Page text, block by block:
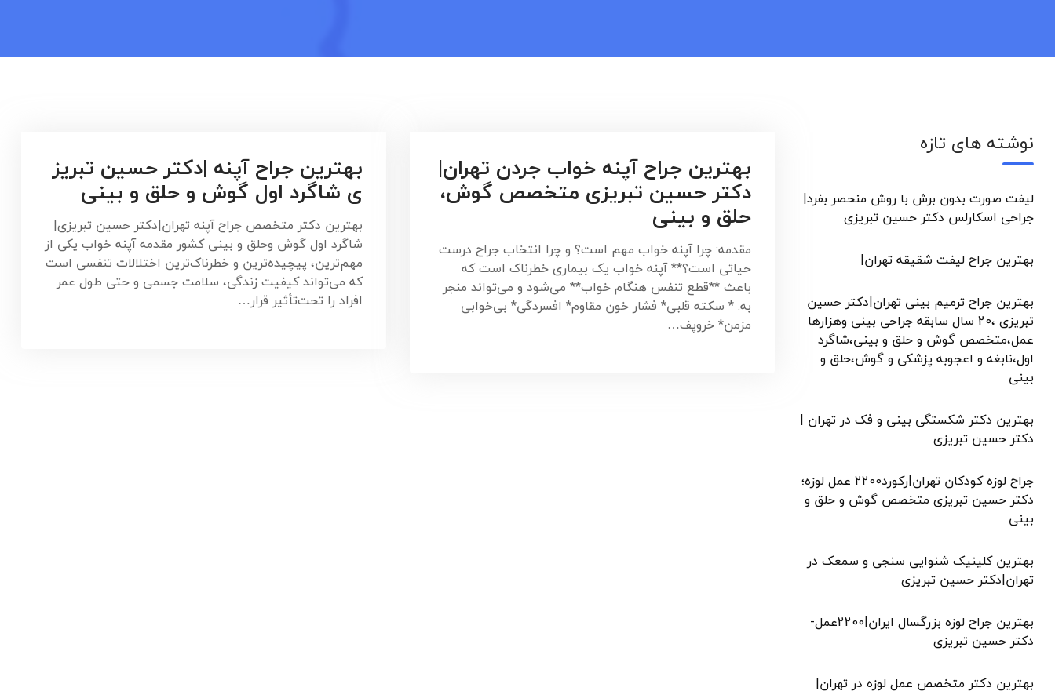
نوشته های تازه
لیفت صورت بدون برش با روش منحصر بفرد|
جراحی اسکارلس دکتر حسین تبریزی
بهترین جراح لیفت شقیقه تهران|
بهترین جراح ترمیم بینی تهران|دکتر حسین
تبریزی ،20 سال سابقه جراحی بینی وهزارها
عمل،متخصص گوش و حلق و بینی،شاگرد
اول،نابغه و اعجوبه پزشکی و گوش،حلق و
بینی
بهترین دکتر شکستگی بینی و فک در تهران |
دکتر حسین تبریزی
جراح لوزه کودکان تهران|رکورد2200 عمل لوزه؛
دکتر حسین تبریزی متخصص گوش و حلق و
بینی
بهترین کلینیک شنوایی سنجی و سمعک در
تهران|دکتر حسین تبریزی
بهترین جراح لوزه بزرگسال ایران|2200عمل-
دکتر حسین تبریزی
بهترین دکتر متخصص عمل لوزه در تهران|
بهترین جراح آپنه |دکتر حسین تبریز
ی شاگرد اول گوش و حلق و بینی
بهترین دکتر متخصص جراح آپنه تهران|دکتر حسین تبریزی|
شاگرد اول گوش وحلق و بینی کشور مقدمه آپنه خواب یکی از
مهم‌ترین، پیچیده‌ترین و خطرناک‌ترین اختلالات تنفسی است
که می‌تواند کیفیت زندگی، سلامت جسمی و حتی طول عمر
افراد را تحت‌تأثیر قرار…
بهترین جراح آپنه خواب جردن تهران|
دکتر حسین تبریزی متخصص گوش،
حلق و بینی
مقدمه: چرا آپنه خواب مهم است؟ و چرا انتخاب جراح درست
حیاتی است؟** آپنه خواب یک بیماری خطرناک است که
باعث **قطع تنفس هنگام خواب** می‌شود و می‌تواند منجر
به: * سکته قلبی* فشار خون مقاوم* افسردگی* بی‌خوابی
مزمن* خروپف…